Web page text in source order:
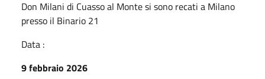
Don Milani di Cuasso al Monte si sono recati a Milano
presso il Binario 21
Data :
9 febbraio 2026